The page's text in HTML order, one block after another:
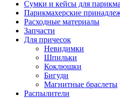
Сумки и кейсы для
Парикмахерские
Расходные материалы
Запчасти
Для причесок
Невидимки
Шпильки
Коклюшки
Бигуди
Магнитные браслеты
Распылители